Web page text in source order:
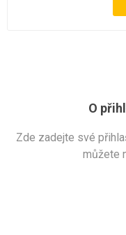
O
Zde zadejte své
můžete